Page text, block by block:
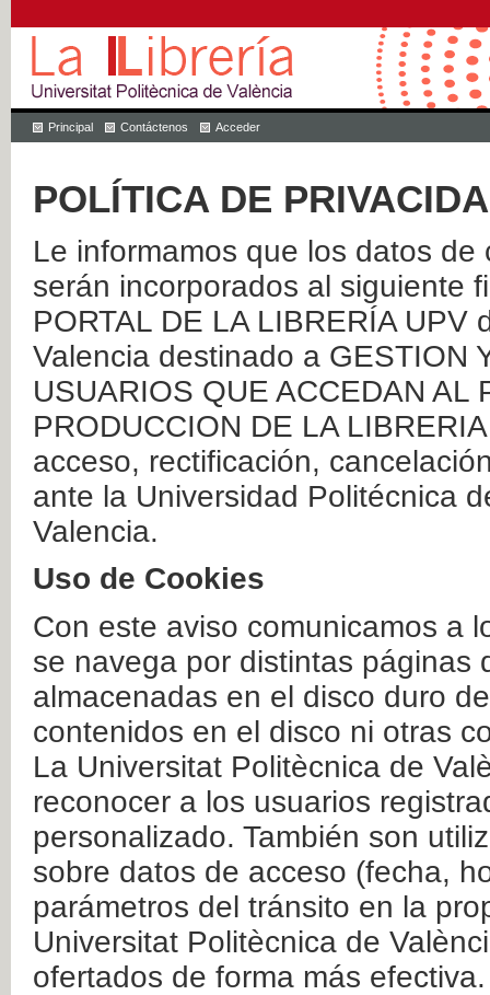
Principal Contáctenos Acceder
POLÍTICA DE
Le informamos que los datos
serán incorporados al siguiente
PORTAL DE LA LIBRERÍA
Valencia destinado a GESTION
USUARIOS QUE ACCEDAN AL
PRODUCCION DE LA
acceso, rectificación,
ante la Universidad Politécnica
Valencia.
Uso de Cookies
Con este aviso comunicamos a
se navega por distintas páginas
almacenadas en el disco duro
contenidos en el disco ni otras
La Universitat Politècnica de
reconocer a los usuarios
personalizado. También son
sobre datos de acceso (fecha,
parámetros del tránsito en la
Universitat Politècnica de
ofertados de forma más efectiva.